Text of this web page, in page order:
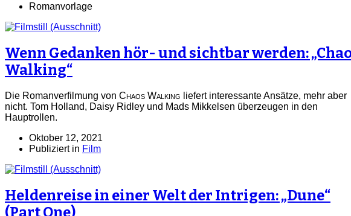
Romanvorlage
Wenn Gedanken hör- und sichtbar werden:
Walking“
Die Romanverfilmung von Chaos Walking liefert interessante Ansätze, mehr aber
nicht. Tom Holland, Daisy Ridley und Mads Mikkelsen überzeugen in den
Hauptrollen.
Oktober 12, 2021
Publiziert in Film
Heldenreise in einer Welt der Intrigen: „Dune“
(Part One)